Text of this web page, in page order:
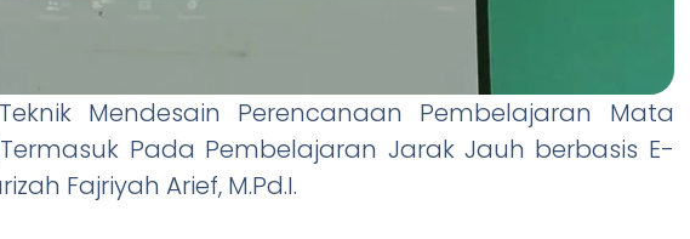
Mendesain Perencanaan Pembelajaran Mata
Pada Pembelajaran Jarak Jauh berbasis E-
Fajriyah Arief, M.Pd.I.